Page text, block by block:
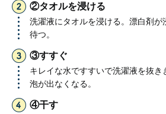
②タオルを浸ける
洗濯液にタオルを浸ける。漂白剤
待つ。
③すすぐ
キレイな水ですすいで洗濯液を抜
泡が出なくなる。
④干す